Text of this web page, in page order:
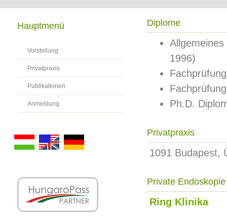
Diplome
1996)
Ph.D.
Privatpraxis
1091 Budapest,
Private Endoskopie
Ring Klinika
Hauptmenü
Vorstellung
Privatpraxis
Publikationen
Anmeldung